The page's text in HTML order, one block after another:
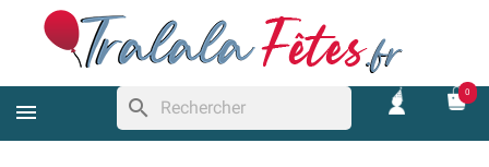
search
0